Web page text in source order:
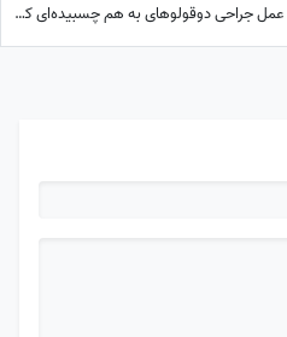
ویدیو؛ مستند لاله و لادن / پشت‌پرده عمل جراحی دوقولوهای به هم چسبیده‌ای که هرگز همدیگر را ندیدند!